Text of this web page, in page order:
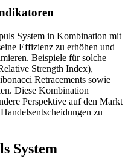
System in Kombination mit
Effizienz zu erhöhen und
Beispiele für solche
Strength Index),
Retracements sowie
Diese Kombination
Perspektive auf den Markt
zu
System